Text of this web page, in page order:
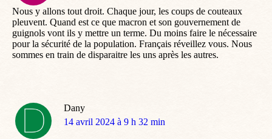
Nous y allons tout droit. Chaque jour, les coups de couteaux
pleuvent. Quand est ce que macron et son gouvernement de
guignols vont ils y mettre un terme. Du moins faire le nécessaire
pour la sécurité de la population. Français réveillez vous. Nous
sommes en train de disparaitre les uns après les autres.
Dany
dit
14 avril 2024 à 9 h 32 min